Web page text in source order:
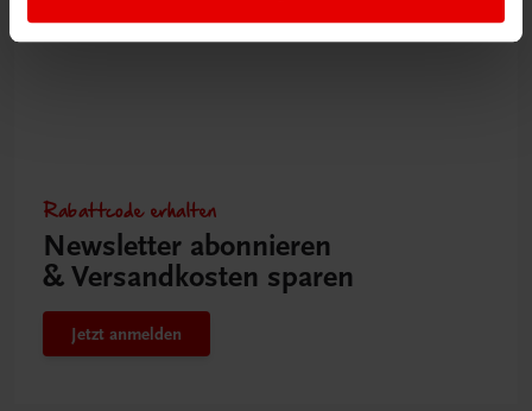
Rabattcode erhalten
Newsletter abonnieren
& Versandkosten sparen
Jetzt anmelden